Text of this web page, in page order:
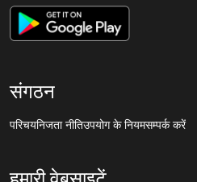
संगठन
परिचयनिजता नीतिउपयोग के नियमसम्पर्क करें